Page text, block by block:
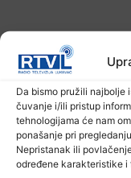
Da bismo pružili
čuvanje i/ili pristup
tehnologijama će nam
ponašanje pri
Nepristanak ili
određene karakteristike i
U TK povećan
7. Augusta 2026.